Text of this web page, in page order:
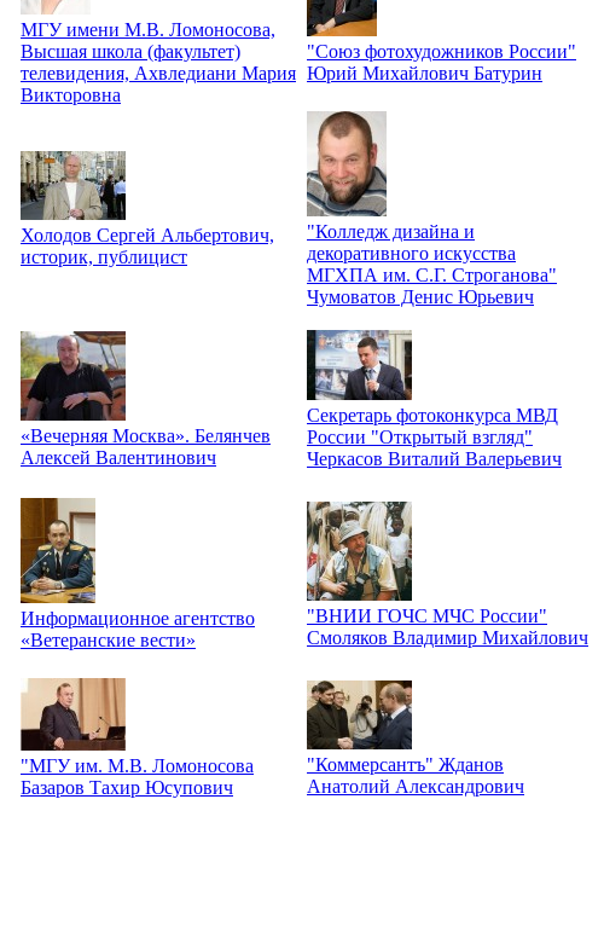
МГУ имени М.В. Ломоносова,
Высшая школа (факультет)
телевидения, Ахвледиани Мария
Викторовна
"Союз фотохудожников России"
Юрий Михайлович Батурин
Холодов Сергей Альбертович,
историк, публицист
"Колледж дизайна и
декоративного искусства
МГХПА им. С.Г. Строганова"
Чумоватов Денис Юрьевич
«Вечерняя Москва». Белянчев
Алексей Валентинович
Секретарь фотоконкурса МВД
России "Открытый взгляд"
Черкасов Виталий Валерьевич
Информационное агентство
«Ветеранские вести»
"ВНИИ ГОЧС МЧС России"
Смоляков Владимир Михайлович
"МГУ им. М.В. Ломоносова
Базаров Тахир Юсупович
"Коммерсантъ" Жданов
Анатолий Александрович